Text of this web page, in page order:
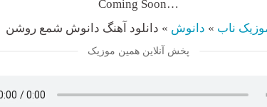
…Coming Soon
ناب » دانوش » دانلود آهنگ دانوش شمع روشن
پخش آنلاین همین موزیک